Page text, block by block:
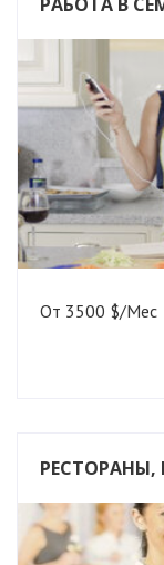
От 3500 $/Мес
РЕСТОРАНЫ,